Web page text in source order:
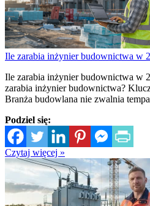
Ile zarabia inżynier budownictwa w
Ile zarabia inżynier budownictwa w
zarabia inżynier budownictwa?
Branża budowlana nie zwalnia
Podziel się:
Czytaj więcej »